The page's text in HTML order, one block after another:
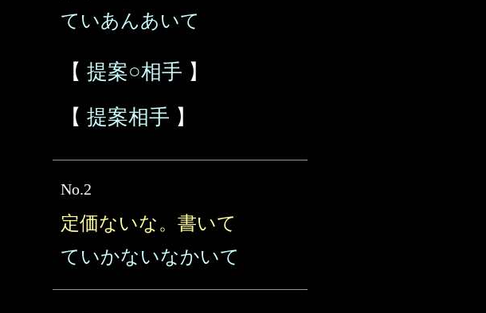
ていあんあいて
【 提案○相手 】
【 提案相手 】
No.2
定価ないな。書いて
ていかないなかいて